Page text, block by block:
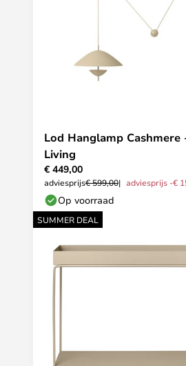
Lod Hanglamp Cashmere
Living
€ 449,00
adviesprijs€ 599,00 adviesprijs -€
Op voorraad
SUMMER DEAL